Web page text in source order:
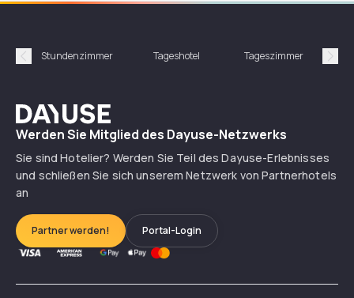
Précédent
Stundenzimmer Tageshotel Tageszimmer
Dayuse
Werden Sie Mitglied des Dayuse-Netzwerks
Sie sind Hotelier? Werden Sie Teil des Dayuse-Erlebnisses
und schließen Sie sich unserem Netzwerk von Partnerhotels
an
Partner werden! Portal-Login